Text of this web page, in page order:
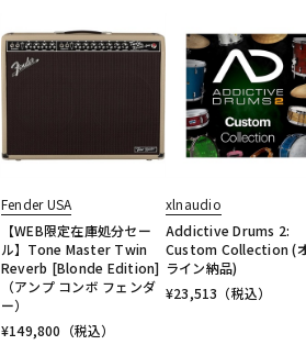
Fender USA
【WEB限定在庫処分セー
ル】Tone Master Twin
Reverb [Blonde Edition]
（アンプ コンボ フェンダ
ー）
¥149,800 （税込）
xlnaudio
Addictive Drums 2:
Custom Collection (
ライン納品)
¥23,513 （税込）